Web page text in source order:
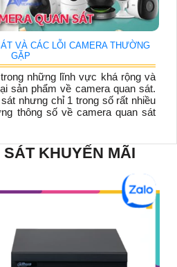
VÀ CÁC LỖI CAMERA THƯỜNG
GẶP
những lĩnh vực khá rộng và
sản phẩm về camera quan sát.
nhưng chỉ 1 trong số rất nhiều
thông số về camera quan sát
KHUYẾN MÃI